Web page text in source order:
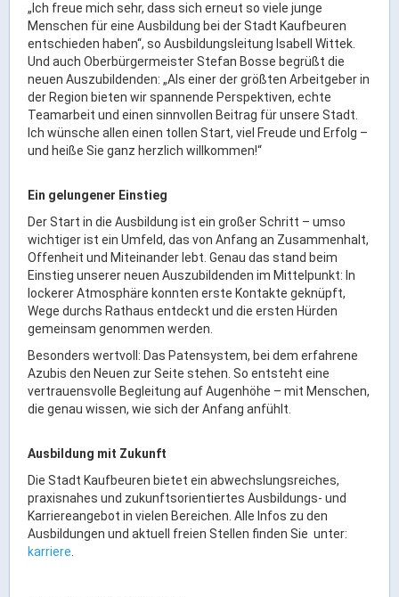
Freizeiteinrichtungen
Partnerstädte
Veranstaltungsräume
Willkommen in der Altstadt
ÖPNV
Engagement, Ehrenamt & Vereine
Integration & Vielfalt
Kultur
Kulturgenießer
Kulturmacher
Persönlichkeiten
Wirtschaft & Handel
Wirtschaftsstandort
Gewerbegebiete
Gründung
Einzelhandel & aktive Innenstadt
„Ich freue mich sehr, dass sich erneut so viele junge
Menschen für eine Ausbildung bei der Stadt Kaufbeuren
entschieden haben“, so Ausbildungsleitung Isabell Wittek.
Und auch Oberbürgermeister Stefan Bosse begrüßt die
neuen Auszubildenden: „Als einer der größten Arbeitgeber in
der Region bieten wir spannende Perspektiven, echte
Teamarbeit und einen sinnvollen Beitrag für unsere Stadt.
Ich wünsche allen einen tollen Start, viel Freude und Erfolg –
und heiße Sie ganz herzlich willkommen!“
Ein gelungener Einstieg
Der Start in die Ausbildung ist ein großer Schritt – umso
wichtiger ist ein Umfeld, das von Anfang an Zusammenhalt,
Offenheit und Miteinander lebt. Genau das stand beim
Einstieg unserer neuen Auszubildenden im Mittelpunkt: In
lockerer Atmosphäre konnten erste Kontakte geknüpft,
Wege durchs Rathaus entdeckt und die ersten Hürden
gemeinsam genommen werden.
Besonders wertvoll: Das Patensystem, bei dem erfahrene
Azubis den Neuen zur Seite stehen. So entsteht eine
vertrauensvolle Begleitung auf Augenhöhe – mit Menschen,
die genau wissen, wie sich der Anfang anfühlt.
Ausbildung mit Zukunft
Die Stadt Kaufbeuren bietet ein abwechslungsreiches,
praxisnahes und zukunftsorientiertes Ausbildungs- und
Karriereangebot in vielen Bereichen. Alle Infos zu den
Ausbildungen und aktuell freien Stellen finden Sie unter:
karriere.